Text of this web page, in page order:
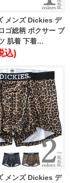
メンズ Dickies デ
ゴ総柄 ボクサー ブ
肌着 下着
込)
メンズ Dickies デ